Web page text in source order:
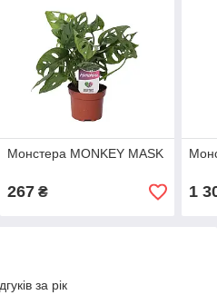
Монстера MONKEY MASK
267₴ 1
за рік